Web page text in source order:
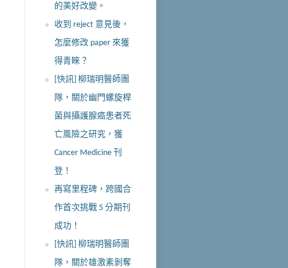
的美好改變。
收到 reject 意見後，
怎麼修改 paper 來獲
得青睞？
[快訊] 柳瑞明醫師團
隊，關於幽門螺旋桿
菌與攝護腺癌患者死
亡風險之研究，獲
Cancer Medicine 刊
登！
再寫里程碑，跨國合
作首次挑戰 5 分期刊
成功！
[快訊] 柳瑞明醫師團
隊，關於雄激素剝奪